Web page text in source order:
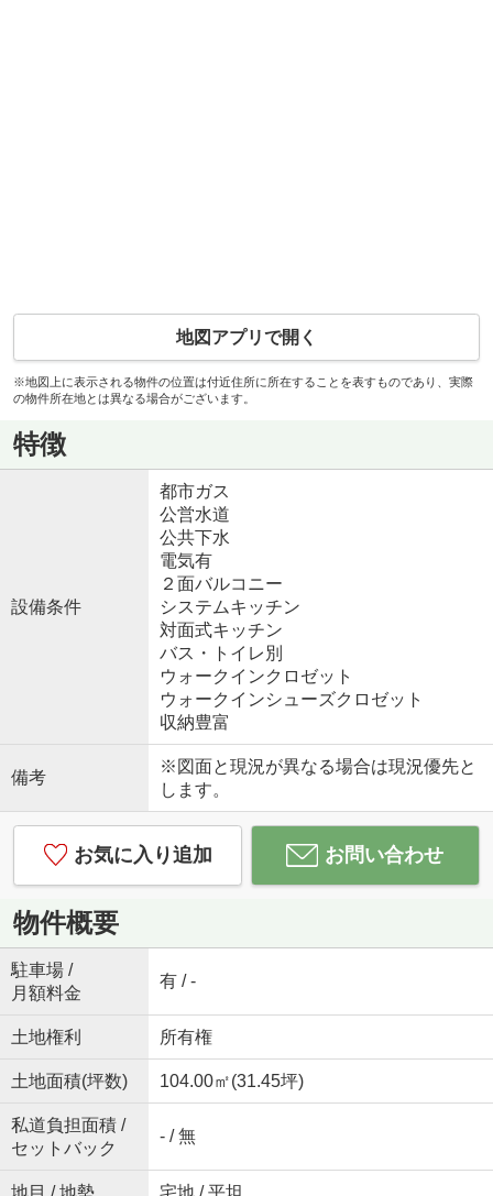
地図アプリで開く
※地図上に表示される物件の位置は付近住所に所在することを表すものであり、実際
の物件所在地とは異なる場合がございます。
特徴
設備条件
都市ガス
公営水道
公共下水
電気有
２面バルコニー
システムキッチン
対面式キッチン
バス・トイレ別
ウォークインクロゼット
ウォークインシューズクロゼット
収納豊富
備考
※図面と現況が異なる場合は現況優先と
します。
お気に入り追加 お問い合わせ
物件概要
駐車場 /
月額料金
有 / -
土地権利 所有権
土地面積(坪数) 104.00㎡(31.45坪)
私道負担面積 /
セットバック
- / 無
地目 / 地勢 宅地 / 平坦